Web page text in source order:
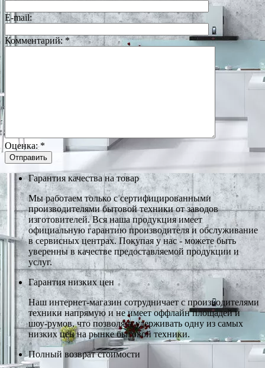
E-mail:
Комментарий:*
Оценка:*
Гарантия качества на товар
Мы работаем только с сертифицированными
производителями бытовой техники от заводов
изготовителей. Вся наша продукция имеет
официальную гарантию производителя и обслуживание
в сервисных центрах. Покупая у нас - можете быть
уверенны в качестве предоставляемой продукции и
услуг.
Гарантия низких цен
Наш интернет-магазин сотрудничает с производителями
техники напрямую и не имеет оффлайн площадей и
шоу-румов, что позволяет удерживать одну из самых
низких цен на рынке бытовой техники.
Полный возврат стоимости